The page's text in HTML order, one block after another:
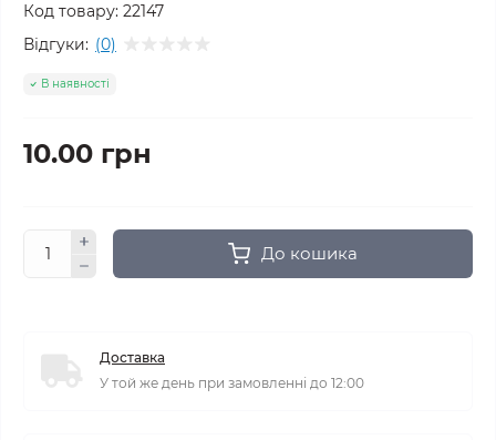
Код товару: 22147
Відгуки: (0)
В наявності
10.00 грн
До кошика
Доставка
У той же день при замовленні до 12:00